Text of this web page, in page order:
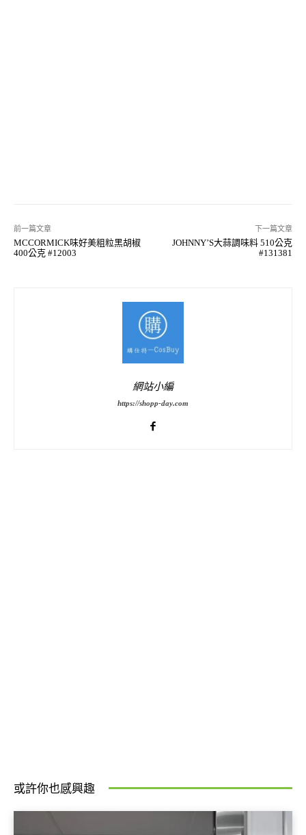
前一篇文章
MCCORMICK味好美粗粒黑胡椒
400公克 #12003
下一篇文章
JOHNNY’S大蒜調味料 510公克
#131381
網站小編
https://shopp-day.com
或許你也感興趣